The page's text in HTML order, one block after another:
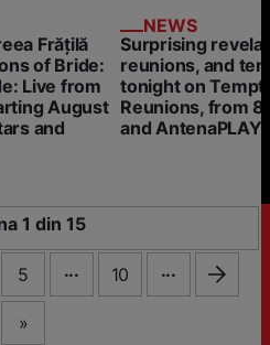
CSRFrățilă
of Bride:
Live from
August
and
NEWS
Surprising
reunions, and
tonight on
Reunions, from
and AntenaPLAY!
1 din 15
5 ... 10 ...
»